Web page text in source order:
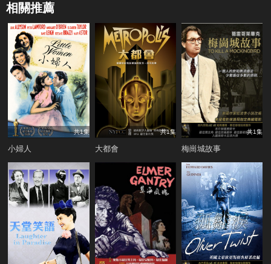
相關推薦
共1集
小婦人
共1集
大都會
共1集
梅崗城故事